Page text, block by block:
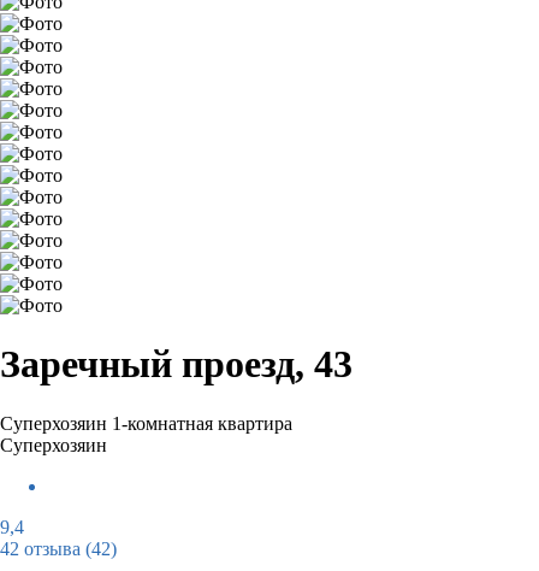
Заречный проезд, 43
Суперхозяин 1-комнатная квартира
Суперхозяин
9,4
42 отзыва (42)